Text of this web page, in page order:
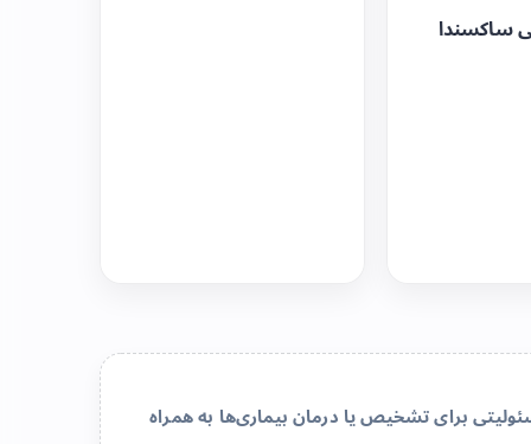
ساکسندا
برای تشخیص یا درمان بیماری‌ها به همراه